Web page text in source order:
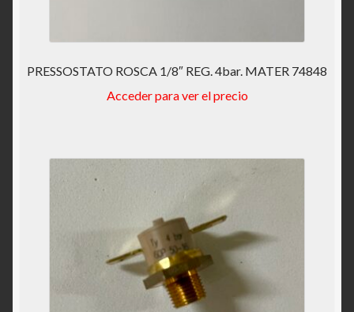
PRESSOSTATO ROSCA 1/8″ REG. 4bar. MATER 74848
Acceder para ver el precio